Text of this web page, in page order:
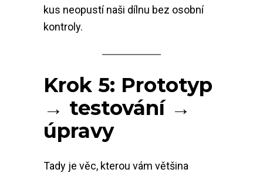
kus neopustí naši dílnu bez osobní
kontroly.
Krok 5: Prototyp
→ testování →
úpravy
Tady je věc, kterou vám většina